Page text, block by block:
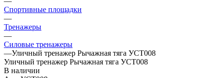
Спортивные площадки
—
Тренажеры
—
Силовые тренажеры
—Уличный тренажер Рычажная тяга УСТ008
Уличный тренажер Рычажная тяга УСТ008
В наличии